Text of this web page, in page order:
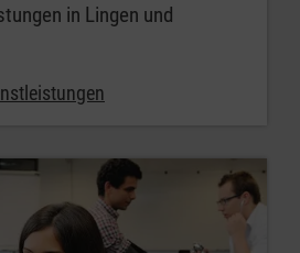
in Lingen und